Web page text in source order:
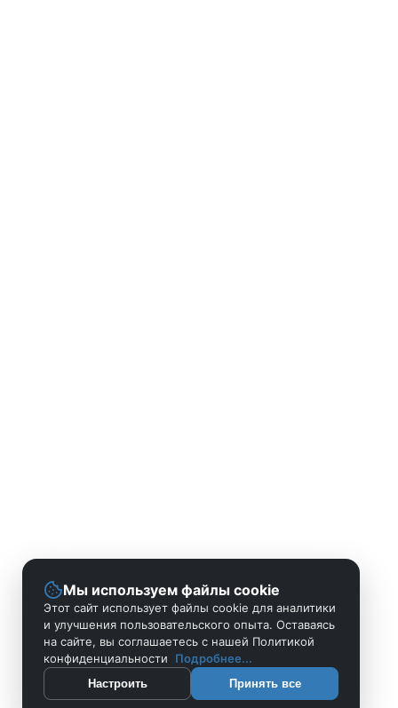
Мы используем файлы cookie
Этот сайт использует файлы cookie для аналитики
и улучшения пользовательского опыта. Оставаясь
на сайте, вы соглашаетесь с нашей Политикой
конфиденциальности
Подробнее...
Настроить Принять все